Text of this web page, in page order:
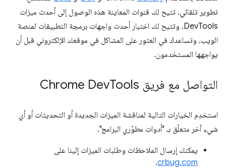
تطوير تلقائي. تتيح لك قنوات المعاينة هذه الوصول إلى أحدث ميزات
DevTools، وتتيح لك اختبار أحدث واجهات برمجة التطبيقات لمنصة
الويب، وتساعدك في العثور على المشاكل في موقعك الإلكتروني قبل أن
يواجهها المستخدمون.
التواصل مع فريق Chrome Dev Tools
استخدِم الخيارات التالية لمناقشة الميزات الجديدة أو التحديثات أو أي
شيء آخر متعلّق بـ "أدوات مطوّري البرامج".
يمكنك إرسال الملاحظات وطلبات الميزات إلينا على
crbug.com
.